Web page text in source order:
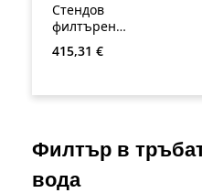
Стендов
филтърен
колектор
Редовна цена:
415,31 €
Филтър в
вода